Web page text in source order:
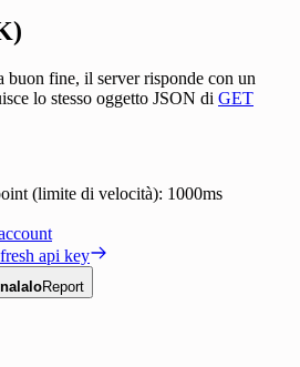
buon fine, il server risponde con un
lo stesso oggetto JSON di GET
(limite di velocità): 1000ms
api key
Report